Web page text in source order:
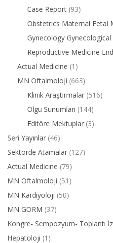
Case Report (93)
Obstetrics Maternal Fetal
Gynecology
Reproductive Medicine
Actual Medicine (1)
MN Oftalmoloji (663)
Klinik Araştırmalar (516)
Olgu Sunumları (144)
Editöre Mektuplar (3)
Seri Yayınlar (46)
Sektörde Atamalar (127)
Actual Medicine (79)
MN Oftalmoloji (51)
MN Kardiyoloji (50)
MN GORM (37)
Kongre- Sempozyum- Toplantı
Hepatoloji (1)